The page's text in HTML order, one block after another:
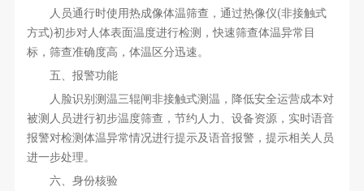
人员通行时使用热成像体温筛查，通过热像仪(非接触式
方式)初步对人体表面温度进行检测，快速筛查体温异常目
标，筛查准确度高，体温区分迅速。
五、报警功能
人脸识别测温三辊闸非接触式测温，降低安全运营成本对
被测人员进行初步温度筛查，节约人力、设备资源，实时语音
报警对检测体温异常情况进行提示及语音报警，提示相关人员
进一步处理。
六、身份核验